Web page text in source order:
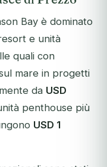
Bay è dominato
e unità
quali con
mare in progetti
da USD
penthouse più
USD 1